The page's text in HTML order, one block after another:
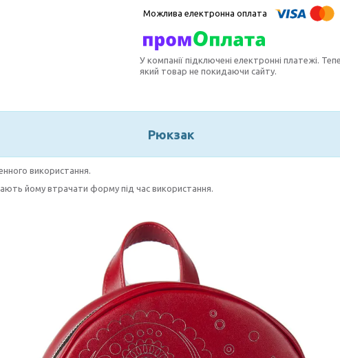
У компанії підключені електронні платежі.
який товар не покидаючи сайту.
Рюкзак
використання.
йому втрачати форму під час використання.